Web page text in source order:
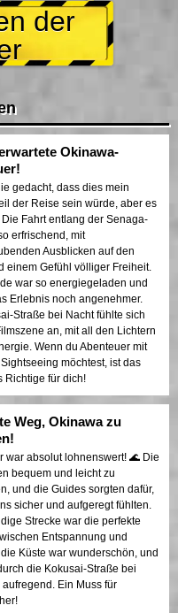
der
Okinawa-
gedacht, dass dies mein
der Reise sein würde, aber es
Fahrt entlang der Senaga-
erfrischend, mit
Ausblicken auf den
einem Gefühl völliger Freiheit.
war so energiegeladen und
Erlebnis noch angenehmer.
Straße bei Nacht fühlte sich
an, mit all den Lichtern
Wenn du Abenteuer mit
möchtest, ist das
Richtige für dich!
Weg, Okinawa zu
war absolut lohnenswert! 🌊 Die
bequem und leicht zu
und die Guides sorgten dafür,
sicher und aufgeregt fühlten.
Strecke war die perfekte
Entspannung und
Küste war wunderschön, und
die Kokusai-Straße bei
aufregend. Ein Muss für